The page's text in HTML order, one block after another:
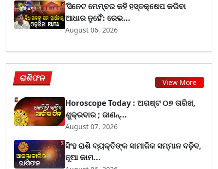
‘ସିନେଟ ମେମ୍ବର କହି ହସ୍ତକ୍ଷେପ କରିବା
ଆଧାର ନୁହେଁ’: ରେଭ...
August 06, 2026
ରାଶିଫଳ View More
Horoscope Today : ଅଗଷ୍ଟ ୦୭ ତାରିଖ,
ଶୁକ୍ରବାର ; ଜାଣନ୍...
August 07, 2026
ସିଂହ ରାଶି ବ୍ୟକ୍ତିଙ୍କ ସାମାଜିକ ସମ୍ମାନ ବଢ଼ିବ,
ନୂଆ କାମ...